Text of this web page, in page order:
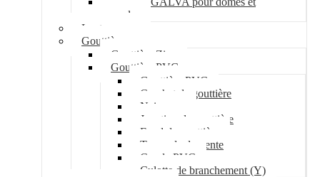
coupoles
Lanterneau
Gouttière
Gouttière Zinc
Gouttière PVC
Gouttière PVC
Crochet de gouttière
Naissance
Jonction de gouttière
Fond de gouttière
Tuyau de descente
Coude PVC
Culotte de branchement (Y)